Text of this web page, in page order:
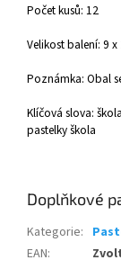
Počet kusů: 12
Velikost balení: 9
Poznámka: Obal
Klíčová slova:
pastelky škola
Doplňkové
Kategorie:
EAN: